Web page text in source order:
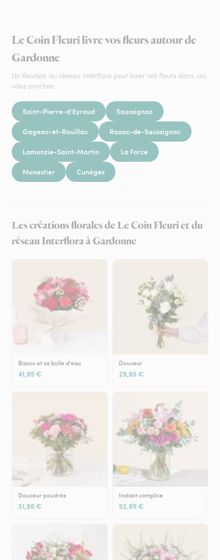
Le Coin Fleuri livre vos fleurs autour de
Gardonne
Un fleuriste du réseau Interflora peut livrer vos fleurs dans ces
villes proches.
Saint-Pierre-d’Eyraud Saussignac
Gageac-et-Rouillac Razac-de-Saussignac
Lamonzie-Saint-Martin La Force
Monestier Cunèges
Les créations florales de Le Coin Fleuri et du
réseau Interflora à Gardonne
Bisous et sa bulle d'eau
41,95 €
Douceur
29,95 €
Douceur poudrée
31,95 €
Instant complice
52,95 €